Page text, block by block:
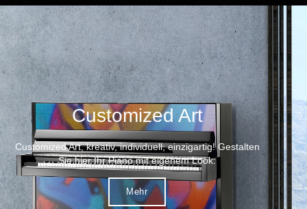
Customized Art
Customized Art, kreativ, individuell, einzigartig! Gestalten
Sie hier Ihr Piano mit eigenem Look:
Mehr